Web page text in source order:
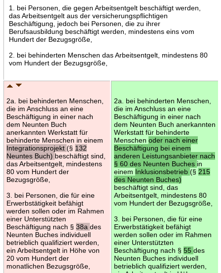
1. bei Personen, die gegen Arbeitsentgelt beschäftigt werden,
das Arbeitsentgelt aus der versicherungspflichtigen
Beschäftigung, jedoch bei Personen, die zu ihrer
Berufsausbildung beschäftigt werden, mindestens eins vom
Hundert der Bezugsgröße,
2. bei behinderten Menschen das Arbeitsentgelt, mindestens 80
vom Hundert der Bezugsgröße,
2a. bei behinderten Menschen,
die im Anschluss an eine
Beschäftigung in einer nach
dem Neunten Buch
anerkannten Werkstatt für
behinderte Menschen in einem
Integrationsprojekt (§ 132
Neuntes Buch) beschäftigt sind,
das Arbeitsentgelt, mindestens
80 vom Hundert der
Bezugsgröße,
3. bei Personen, die für eine
Erwerbstätigkeit befähigt
werden sollen oder im Rahmen
einer Unterstützten
Beschäftigung nach § 38a des
Neunten Buches individuell
betrieblich qualifiziert werden,
ein Arbeitsentgelt in Höhe von
20 vom Hundert der
monatlichen Bezugsgröße,
2a. bei behinderten Menschen,
die im Anschluss an eine
Beschäftigung in einer nach
dem Neunten Buch anerkannten
Werkstatt für behinderte
Menschen oder nach einer
Beschäftigung bei einem
anderen Leistungsanbieter nach
§ 60 des Neunten Buches in
einem Inklusionsbetrieb (§ 215
des Neunten Buches)
beschäftigt sind, das
Arbeitsentgelt, mindestens 80
vom Hundert der Bezugsgröße,
3. bei Personen, die für eine
Erwerbstätigkeit befähigt
werden sollen oder im Rahmen
einer Unterstützten
Beschäftigung nach § 55 des
Neunten Buches individuell
betrieblich qualifiziert werden,